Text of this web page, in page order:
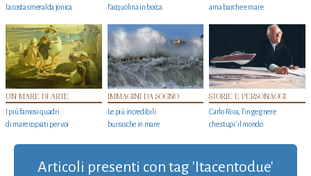
la costa smeralda jonica
l’acquolina in bocca
ama barche e mare
UN MARE DI ARTE
I più famosi quadri
di mare copiati per voi
IMMAGINI DA SOGNO
Le più incredibili
burrasche in mare
STORIE E PERSONAGGI
Carlo Riva, l’ingegnere
che stupi' il mondo
Articoli presenti con tag 'Itacentodue'